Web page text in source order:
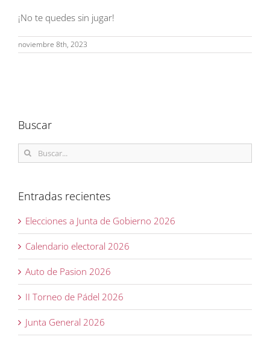
¡No te quedes sin jugar!
noviembre 8th, 2023
Buscar
Buscar:
Entradas recientes
Elecciones a Junta de Gobierno 2026
Calendario electoral 2026
Auto de Pasion 2026
II Torneo de Pádel 2026
Junta General 2026